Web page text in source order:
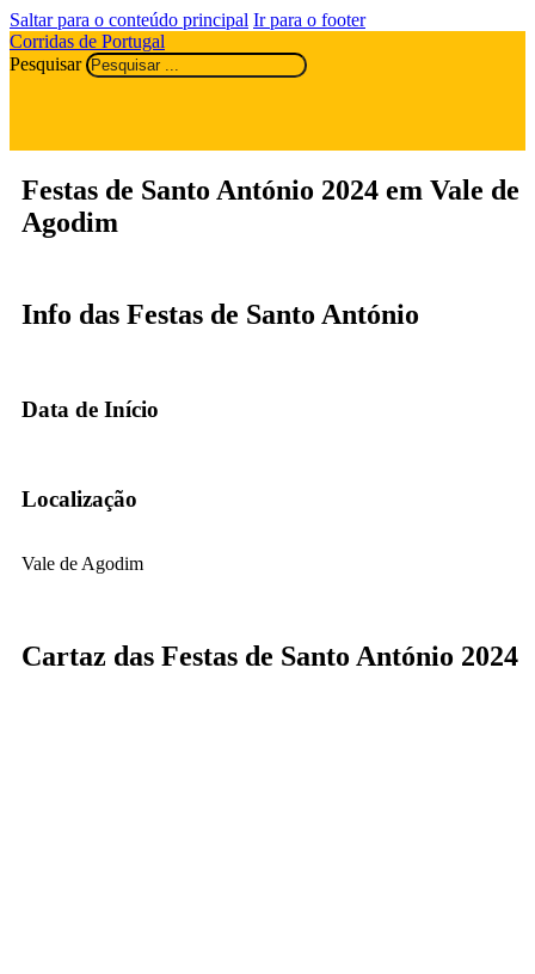
Saltar para o conteúdo principal Ir para o footer
Corridas de Portugal
Pesquisar
Festas de Santo António 2024 em Vale de
Agodim
Info das Festas de Santo António
Data de Início
Localização
Vale de Agodim
Cartaz das Festas de Santo António 2024